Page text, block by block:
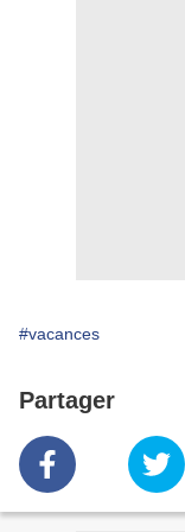
#vacances
Partager